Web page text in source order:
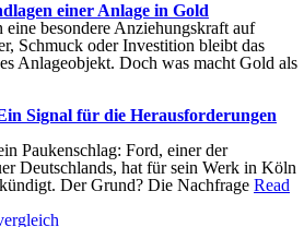
einer Anlage in Gold
eine besondere Anziehungskraft auf
Schmuck oder Investition bleibt das
Anlageobjekt. Doch was macht Gold als
Signal für die Herausforderungen
Paukenschlag: Ford, einer der
Deutschlands, hat für sein Werk in Köln
Der Grund? Die Nachfrage Read